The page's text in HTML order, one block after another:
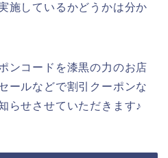
施しているかどうかは分か
ンコードを漆黒の力のお店
ールなどで割引クーポンな
らせさせていただきます♪